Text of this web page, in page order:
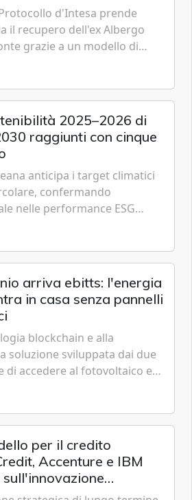
d'Intesa prende
il recupero dell'ex Albergo
grazie a un modello di
privato e a una rete di
2025–2026 di
raggiunti con cinque
anticipa i target climatici
confermando
nelle performance ESG
accessibilità e governance
arriva ebitts: l'energia
in casa senza pannelli
blockchain e alla
soluzione sviluppata dai due
di accedere al fotovoltaico e
risparmi diretti in bolletta,
per il credito
Accenture e IBM